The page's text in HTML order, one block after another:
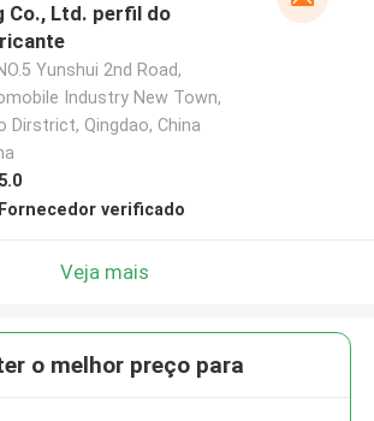
Co., Ltd. perfil do
Yunshui 2nd Road,
Industry New Town,
Dirstrict, Qingdao, China
5.0
Fornecedor verificado
Veja mais
o melhor preço para